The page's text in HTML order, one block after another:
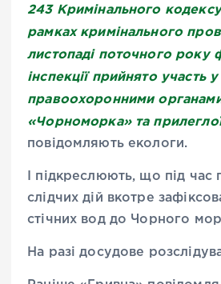
243 Кримінального
рамках кримінального
листопаді поточного року
інспекції прийнято участь
правоохоронними
«Чорноморка» та прилеглої
повідомляють екологи.
І підкреслюють, що під час
слідчих дій вкотре
стічних вод до Чорного
На разі досудове